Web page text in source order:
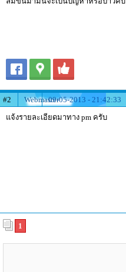
#2 Webmaster09-05-2013 - 21:42:33
แจ้งรายละเอียดมาทาง pm ครับ
1